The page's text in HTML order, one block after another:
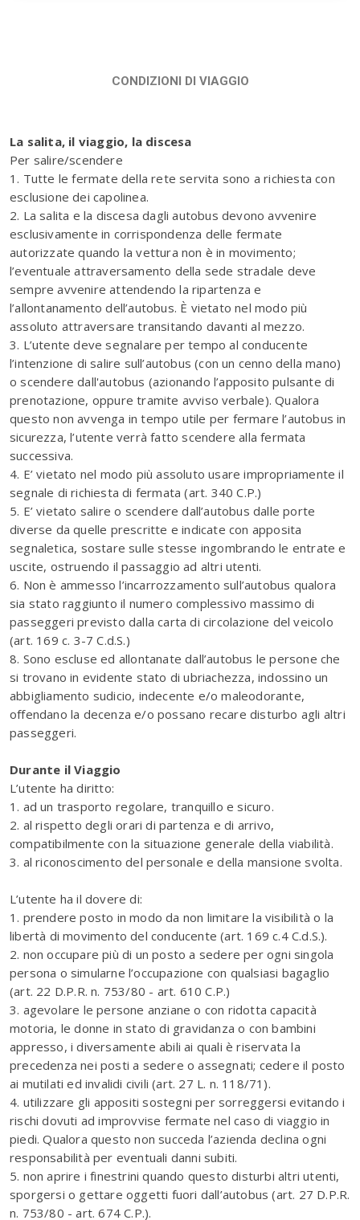
CONDIZIONI DI VIAGGIO
La salita, il viaggio, la discesa
Per salire/scendere
1. Tutte le fermate della rete servita sono a richiesta con
esclusione dei capolinea.
2. La salita e la discesa dagli autobus devono avvenire
esclusivamente in corrispondenza delle fermate
autorizzate quando la vettura non è in movimento;
l’eventuale attraversamento della sede stradale deve
sempre avvenire attendendo la ripartenza e
l’allontanamento dell’autobus. È vietato nel modo più
assoluto attraversare transitando davanti al mezzo.
3. L’utente deve segnalare per tempo al conducente
l’intenzione di salire sull’autobus (con un cenno della mano)
o scendere dall'autobus (azionando l’apposito pulsante di
prenotazione, oppure tramite avviso verbale). Qualora
questo non avvenga in tempo utile per fermare l’autobus in
sicurezza, l’utente verrà fatto scendere alla fermata
successiva.
4. E’ vietato nel modo più assoluto usare impropriamente il
segnale di richiesta di fermata (art. 340 C.P.)
5. E’ vietato salire o scendere dall’autobus dalle porte
diverse da quelle prescritte e indicate con apposita
segnaletica, sostare sulle stesse ingombrando le entrate e
uscite, ostruendo il passaggio ad altri utenti.
6. Non è ammesso l’incarrozzamento sull’autobus qualora
sia stato raggiunto il numero complessivo massimo di
passeggeri previsto dalla carta di circolazione del veicolo
(art. 169 c. 3-7 C.d.S.)
8. Sono escluse ed allontanate dall’autobus le persone che
si trovano in evidente stato di ubriachezza, indossino un
abbigliamento sudicio, indecente e/o maleodorante,
offendano la decenza e/o possano recare disturbo agli altri
passeggeri.
Durante il Viaggio
L’utente ha diritto:
1. ad un trasporto regolare, tranquillo e sicuro.
2. al rispetto degli orari di partenza e di arrivo,
compatibilmente con la situazione generale della viabilità.
3. al riconoscimento del personale e della mansione svolta.
L’utente ha il dovere di:
1. prendere posto in modo da non limitare la visibilità o la
libertà di movimento del conducente (art. 169 c.4 C.d.S.).
2. non occupare più di un posto a sedere per ogni singola
persona o simularne l’occupazione con qualsiasi bagaglio
(art. 22 D.P.R. n. 753/80 - art. 610 C.P.)
3. agevolare le persone anziane o con ridotta capacità
motoria, le donne in stato di gravidanza o con bambini
appresso, i diversamente abili ai quali è riservata la
precedenza nei posti a sedere o assegnati; cedere il posto
ai mutilati ed invalidi civili (art. 27 L. n. 118/71).
4. utilizzare gli appositi sostegni per sorreggersi evitando i
rischi dovuti ad improvvise fermate nel caso di viaggio in
piedi. Qualora questo non succeda l’azienda declina ogni
responsabilità per eventuali danni subiti.
5. non aprire i finestrini quando questo disturbi altri utenti,
sporgersi o gettare oggetti fuori dall’autobus (art. 27 D.P.R.
n. 753/80 - art. 674 C.P.).